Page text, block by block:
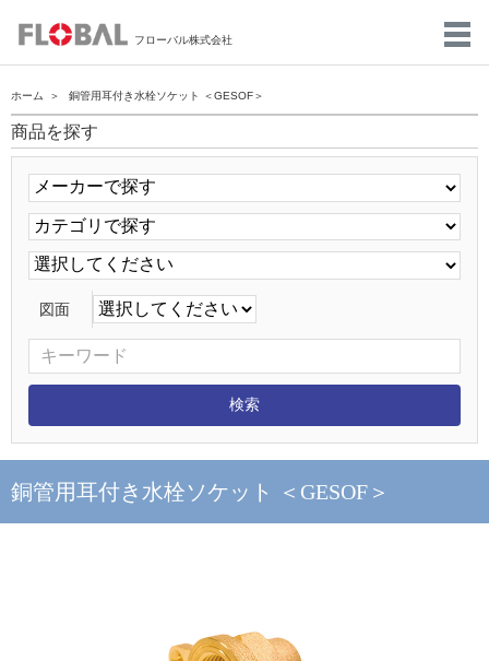
フローバル株式会社
ホーム 銅管用耳付き水栓ソケット ＜GESOF＞
商品を探す
図面
銅管用耳付き水栓ソケット ＜GESOF＞